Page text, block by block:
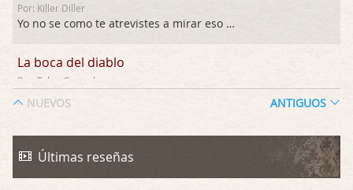
Por: Killer Diller
Yo no se como te atrevistes a mirar eso …
La boca del diablo
Por: Talan Gwynek
La Odisea
Por: Talan Gwynek
NUEVOS ANTIGUOS
Últimas reseñas